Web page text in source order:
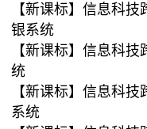
【新课标】信息科
银系统
【新课标】信息科
统
【新课标】信息科技
系统